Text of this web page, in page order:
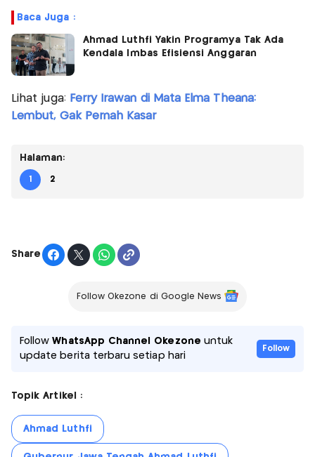
Baca Juga :
Ahmad Luthfi Yakin Programya Tak Ada
Kendala Imbas Efisiensi Anggaran
Lihat juga: Ferry Irawan di Mata Elma Theana:
Lembut, Gak Pernah Kasar
Halaman:
1 2
Share
Follow Okezone di Google News
FollowWhatsApp Channel Okezone untuk
update berita terbaru setiap hari
Follow
Topik Artikel :
Ahmad Luthfi